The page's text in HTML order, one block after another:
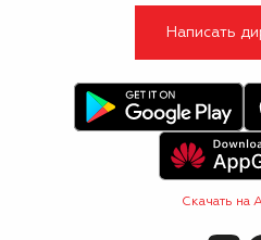
Написать
Скачать на